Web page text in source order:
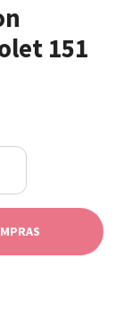
151